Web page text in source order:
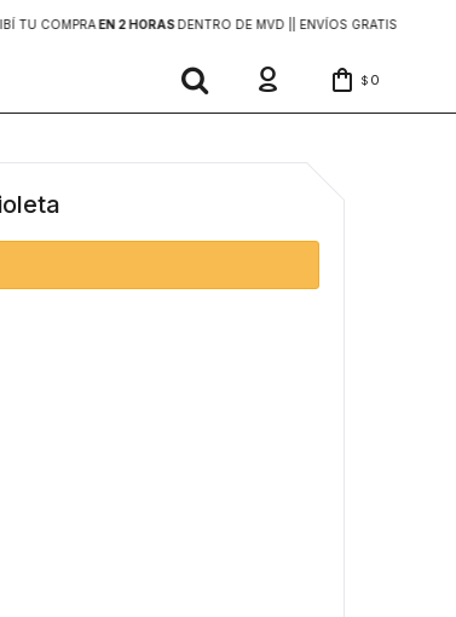
TU COMPRAEN 2 HORASDENTRO DE MVD | | ENVÍOS GRATIS
$ 0